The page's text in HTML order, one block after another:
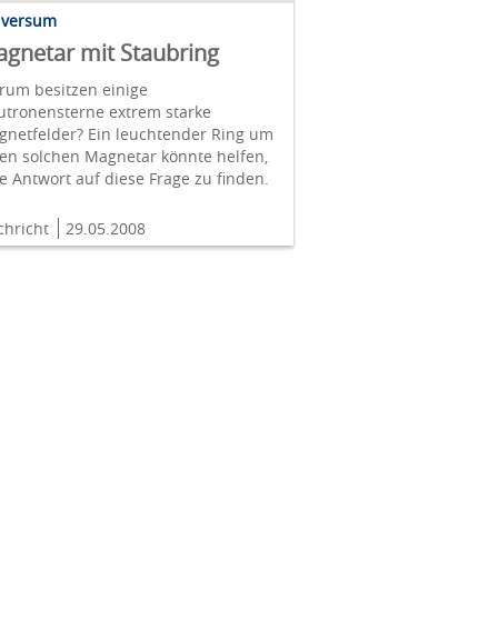
mit Staubring
besitzen einige
extrem starke
Ein leuchtender Ring um
solchen Magnetar könnte helfen,
Antwort auf diese Frage zu finden.
29.05.2008